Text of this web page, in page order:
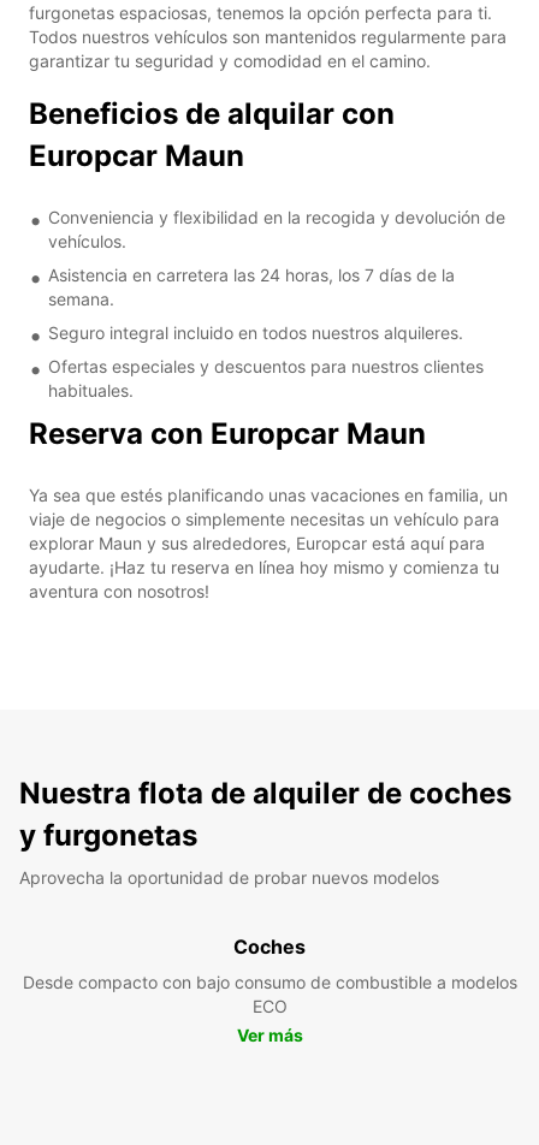
furgonetas espaciosas, tenemos la opción perfecta para ti.
Todos nuestros vehículos son mantenidos regularmente para
garantizar tu seguridad y comodidad en el camino.
Beneficios de alquilar con
Europcar Maun
Conveniencia y flexibilidad en la recogida y devolución de
vehículos.
Asistencia en carretera las 24 horas, los 7 días de la
semana.
Seguro integral incluido en todos nuestros alquileres.
Ofertas especiales y descuentos para nuestros clientes
habituales.
Reserva con Europcar Maun
Ya sea que estés planificando unas vacaciones en familia, un
viaje de negocios o simplemente necesitas un vehículo para
explorar Maun y sus alrededores, Europcar está aquí para
ayudarte. ¡Haz tu reserva en línea hoy mismo y comienza tu
aventura con nosotros!
Nuestra flota de alquiler de coches
y furgonetas
Aprovecha la oportunidad de probar nuevos modelos
Coches
Desde compacto con bajo consumo de combustible a modelos
ECO
Ver más